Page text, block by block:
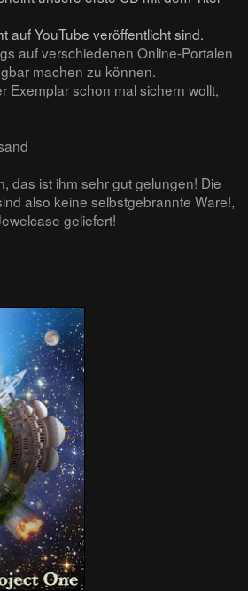
auf YouTube veröffentlicht sind.
auf verschiedenen Online-Portalen
machen zu können.
Exemplar schon mal sichern wollt,
das ist ihm sehr gut gelungen! Die
also keine selbstgebrannte Ware!,
geliefert!